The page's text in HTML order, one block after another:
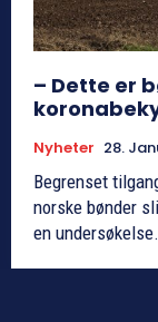
– Dette er
Nyheter 28.
Begrenset
norske bønder
en